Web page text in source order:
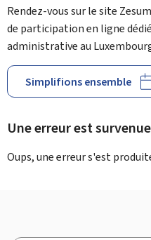
Rendez-vous sur le site
de participation en ligne
administrative au
Simplifions ensemble
Une erreur est survenue
Oups, une erreur s'est